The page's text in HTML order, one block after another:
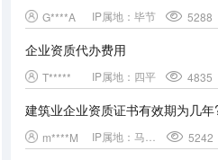
G****A IP属地： 毕节 5288
企业资质代办费用
T***** IP属地： 四平 4835
建筑业企业资质证书有效期为几年
m****M IP属地： 5242